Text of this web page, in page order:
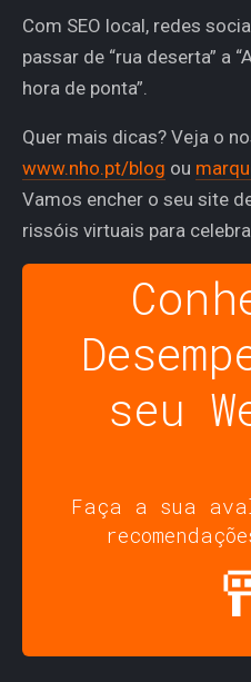
Com SEO local, redes
passar de “rua deserta” a
hora de ponta”.
Quer mais dicas? Veja o
www.nho.pt/blog ou
Vamos encher o seu site
rissóis virtuais para
seu
Faça a sua